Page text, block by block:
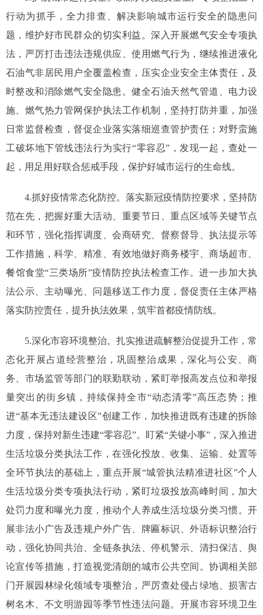
行动为抓手，全力排查、解决影响城市运行安全的隐患问
题，维护好市民群众的切实利益。深入开展燃气安全专项执
法，严厉打击违法违规供应、使用燃气行为，继续推进液化
石油气非居民用户全覆盖检查，压实企业安全主体责任，及
时整改和消除燃气安全隐患。健全石油天然气管道、电力设
施、燃气热力管网保护执法工作机制，坚持打防并重，加强
日常监督检查，督促企业落实落细巡查管护责任；对野蛮施
工破坏地下管线违法行为实行“零容忍”，发现一起，查处一
起，用足用好联合惩戒手段，保护好城市运行的生命线。
4.抓好疫情常态化防控。落实新冠疫情防控要求，坚持防
范在先，把握好重大活动、重要节日、重点区域等关键节点
和环节，强化指挥调度、会商研究、督察督导、执法提示等
工作措施，科学、精准、有效地做好商务楼宇、商场超市、
餐馆食堂“三类场所”疫情防控执法检查工作。进一步加大执
法公示、主动曝光、问题移送工作力度，督促责任主体严格
落实防控责任，提升执法效果，筑牢首都疫情防线。
5.深化市容环境整治。扎实推进疏解整治促提升工作，常
态化开展占道经营整治，巩固整治成果，深化与公安、商
务、市场监管等部门的联勤联动，紧盯举报高发点位和举报
量突出的街乡镇，持续保持全市“动态清零”高压态势；推
进“基本无违法建设区”创建工作，加快推进既有违建的拆除
力度，保持对新生违建“零容忍”。盯紧“关键小事”，深入推进
生活垃圾分类执法工作，在强化投放、收集、运输、处置等
全环节执法的基础上，重点开展“城管执法精准进社区”个人
生活垃圾分类专项执法行动，紧盯垃圾投放高峰时间，加大
处罚力度和曝光力度，推动个人养成生活垃圾分类习惯。开
展非法小广告及违规户外广告、牌匾标识、外语标识整治行
动，强化协同共治、全链条执法、停机警示、清扫保洁、舆
论宣传等措施，打造视觉清朗的城市公共空间。协调相关部
门开展园林绿化领域专项整治，严厉查处侵占绿地、损害古
树名木、不文明游园等季节性违法问题。开展市容环境卫生